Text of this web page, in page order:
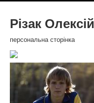
Різак
персональна сторінка